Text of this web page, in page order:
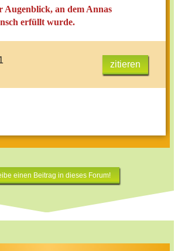
Augenblick, an dem Annas
erfüllt wurde.
zitieren
einen Beitrag in dieses Forum!